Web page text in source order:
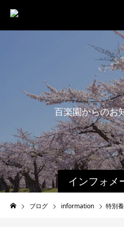
インフォメ
百楽園からのお
ブログ information 特別養